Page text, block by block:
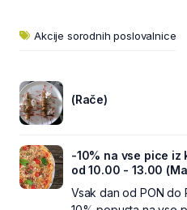
Akcije sorodnih poslovalnice
(Rače)
-10% na vse pice iz
od 10.00 - 13.00
Vsak dan od PON do